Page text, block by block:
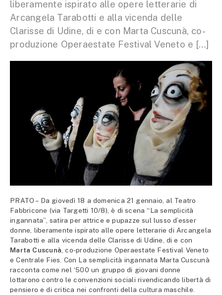
liberamente ispirato alle opere letterarie di
Arcangela Tarabotti e alla vicenda delle
Clarisse di Udine, di e con Marta Cuscunà, co-
produzione Operaestate Festival Veneto e […]
PRATO – Da giovedì 18 a domenica 21 gennaio, al Teatro
Fabbricone (via Targetti 10/8), è di scena “La semplicità
ingannata”, satira per attrice e pupazze sul lusso d’esser
donne, liberamente ispirato alle opere letterarie di Arcangela
Tarabotti e alla vicenda delle Clarisse di Udine, di e con
Marta Cuscunà , co-produzione Operaestate Festival Veneto
e Centrale Fies. Con La semplicità ingannata Marta Cuscunà
racconta come nel ‘500 un gruppo di giovani donne
lottarono contro le convenzioni sociali rivendicando libertà di
pensiero e di critica nei confronti della cultura maschile.